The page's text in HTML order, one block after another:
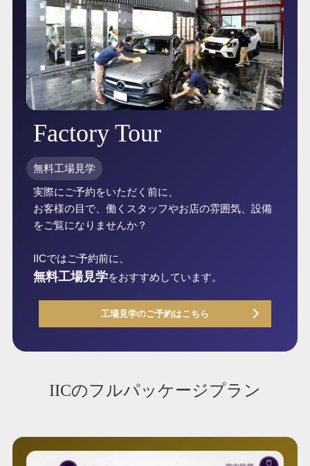
Factory Tour
無料工場見学
実際にご予約をいただく前に、
お客様の目で、働くスタッフやお店の雰囲気、設備
をご覧になりませんか？
IICではご予約前に、
無料工場見学をおすすめしています。
工場見学のご予約はこちら
IICのフルパッケージプラン